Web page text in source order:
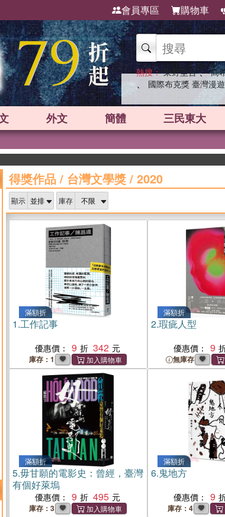
會員專區 購物車
熱搜： 東野圭吾 、 高
、 國際布克獎 臺灣漫
外文 簡體 三民東大
得獎作品 / 台灣文學獎 / 2020
顯示 庫存
滿額折
1.工作記事
優惠價： 9 342
庫存：1
滿額折
2.瑕疵人型
優惠價： 9
無庫存
滿額折
5.毋甘願的電影史：曾經，臺灣
有個好萊塢
優惠價： 9 495
庫存：3
滿額折
6.鬼地方
優惠價： 9
庫存：4